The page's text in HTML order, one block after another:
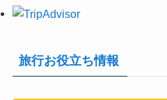
旅行お役立ち情報